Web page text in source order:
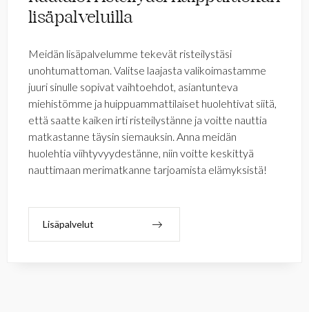
lisäpalveluilla
Meidän lisäpalvelumme tekevät risteilystäsi
unohtumattoman. Valitse laajasta valikoimastamme
juuri sinulle sopivat vaihtoehdot, asiantunteva
miehistömme ja huippuammattilaiset huolehtivat siitä,
että saatte kaiken irti risteilystänne ja voitte nauttia
matkastanne täysin siemauksin. Anna meidän
huolehtia viihtyvyydestänne, niin voitte keskittyä
nauttimaan merimatkanne tarjoamista elämyksistä!
Lisäpalvelut